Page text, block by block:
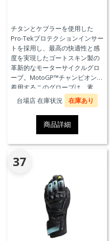
チタンとケブラーを使用した
Pro-Tekプロテクションインサー
トを採用し、最高の快適性と感
度を実現したゴートスキン製の
革新的なモーターサイクルグロ
ーブ。MotoGP™チャンピオンが
着用するこのグローブは、素
材、快適性、プロテクションに
おいて、優れたパフォーマンス
のためにダイネーゼテクノロジ
ーの真髄を表現しています。
台場店 在庫状況 在庫あり
商品詳細
37